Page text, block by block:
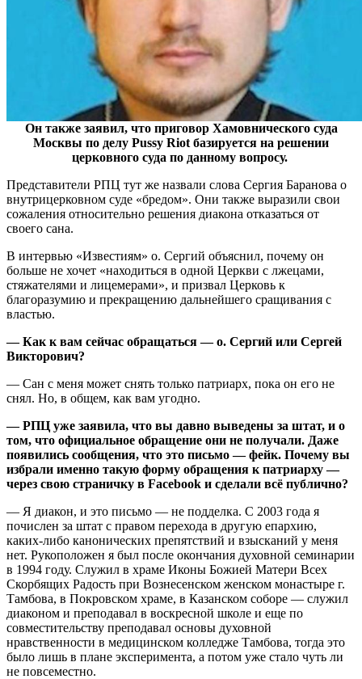
Он также заявил, что приговор Хамовнического суда
Москвы по делу Pussy Riot базируется на решении
церковного суда по данному вопросу.
Представители РПЦ тут же назвали слова Сергия Баранова о
внутрицерковном суде «бредом». Они также выразили свои
сожаления относительно решения диакона отказаться от
своего сана.
В интервью «Известиям» о. Сергий объяснил, почему он
больше не хочет «находиться в одной Церкви с лжецами,
стяжателями и лицемерами», и призвал Церковь к
благоразумию и прекращению дальнейшего сращивания с
властью.
— Как к вам сейчас обращаться — о. Сергий или Сергей
Викторович?
— Сан с меня может снять только патриарх, пока он его не
снял. Но, в общем, как вам угодно.
— РПЦ уже заявила, что вы давно выведены за штат, и о
том, что официальное обращение они не получали. Даже
появились сообщения, что это письмо — фейк. Почему вы
избрали именно такую форму обращения к патриарху —
через свою страничку в Facebook и сделали всё публично?
— Я диакон, и это письмо — не подделка. С 2003 года я
почислен за штат с правом перехода в другую епархию,
каких-либо канонических препятствий и взысканий у меня
нет. Рукоположен я был после окончания духовной семинарии
в 1994 году. Служил в храме Иконы Божией Матери Всех
Скорбящих Радость при Вознесенском женском монастыре г.
Тамбова, в Покровском храме, в Казанском соборе — служил
диаконом и преподавал в воскресной школе и еще по
совместительству преподавал основы духовной
нравственности в медицинском колледже Тамбова, тогда это
было лишь в плане эксперимента, а потом уже стало чуть ли
не повсеместно.